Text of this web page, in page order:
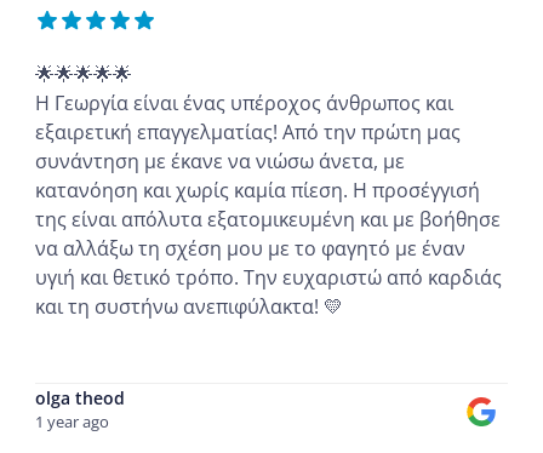
🌟🌟🌟🌟🌟
Η Γεωργία είναι ένας υπέροχος άνθρωπος και
εξαιρετική επαγγελματίας! Από την πρώτη μας
συνάντηση με έκανε να νιώσω άνετα, με
κατανόηση και χωρίς καμία πίεση. Η προσέγγισή
της είναι απόλυτα εξατομικευμένη και με βοήθησε
να αλλάξω τη σχέση μου με το φαγητό με έναν
υγιή και θετικό τρόπο. Την ευχαριστώ από καρδιάς
και τη συστήνω ανεπιφύλακτα! 💛
olga theod
1 year ago